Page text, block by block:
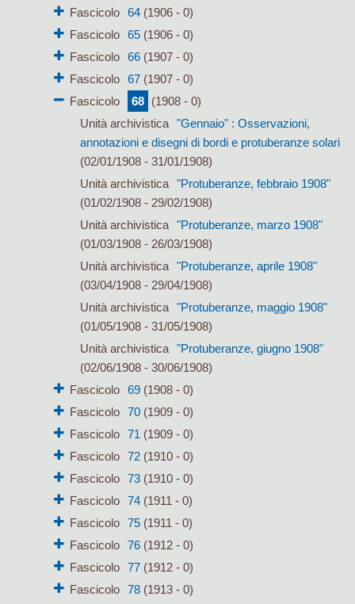
Fascicolo 64(1906 - 0)
Fascicolo
65(1906 - 0)
Fascicolo
66(1907 - 0)
Fascicolo
67(1907 - 0)
Fascicolo
68
(1908 - 0)
Unità archivistica "Gennaio" : Osservazioni,
annotazioni e disegni di bordi e protuberanze solari
(02/01/1908 - 31/01/1908)
Unità archivistica "Protuberanze, febbraio 1908"
(01/02/1908 - 29/02/1908)
Unità archivistica "Protuberanze, marzo 1908"
(01/03/1908 - 26/03/1908)
Unità archivistica "Protuberanze, aprile 1908"
(03/04/1908 - 29/04/1908)
Unità archivistica "Protuberanze, maggio 1908"
(01/05/1908 - 31/05/1908)
Unità archivistica "Protuberanze, giugno 1908"
(02/06/1908 - 30/06/1908)
Fascicolo
69(1908 - 0)
Fascicolo
70(1909 - 0)
Fascicolo
71 (1909 - 0)
Fascicolo
72(1910 - 0)
Fascicolo
73(1910 - 0)
Fascicolo
74(1911 - 0)
Fascicolo
75(1911 - 0)
Fascicolo
76(1912 - 0)
Fascicolo
77(1912 - 0)
Fascicolo
78(1913 - 0)